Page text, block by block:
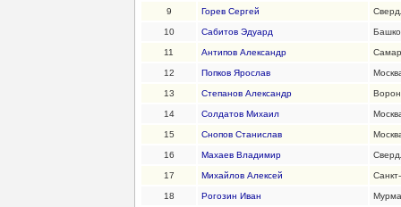
9 Горев Сергей
10 Сабитов Эдуард
11 Антипов Александр
12 Попков Ярослав
13 Степанов Александр
14 Солдатов Михаил
15 Снопов Станислав
16 Махаев Владимир
17 Михайлов Алексей
18 Рогозин Иван